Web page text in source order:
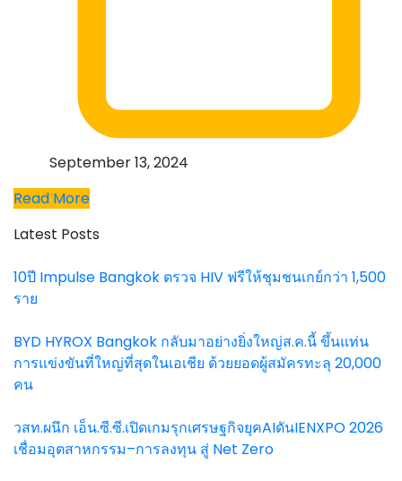
September 13, 2024
Read More
Latest Posts
10ปี Impulse Bangkok ตรวจ HIV ฟรีให้ชุมชนเกย์กว่า 1,500
ราย
BYD HYROX Bangkok กลับมาอย่างยิ่งใหญ่ส.ค.นี้ ขึ้นแท่น
การแข่งขันที่ใหญ่ที่สุดในเอเชีย ด้วยยอดผู้สมัครทะลุ 20,000
คน
วสท.ผนึก เอ็น.ซี.ซี.เปิดเกมรุกเศรษฐกิจยุคAIดันIENXPO 2026
เชื่อมอุตสาหกรรม–การลงทุน สู่ Net Zero